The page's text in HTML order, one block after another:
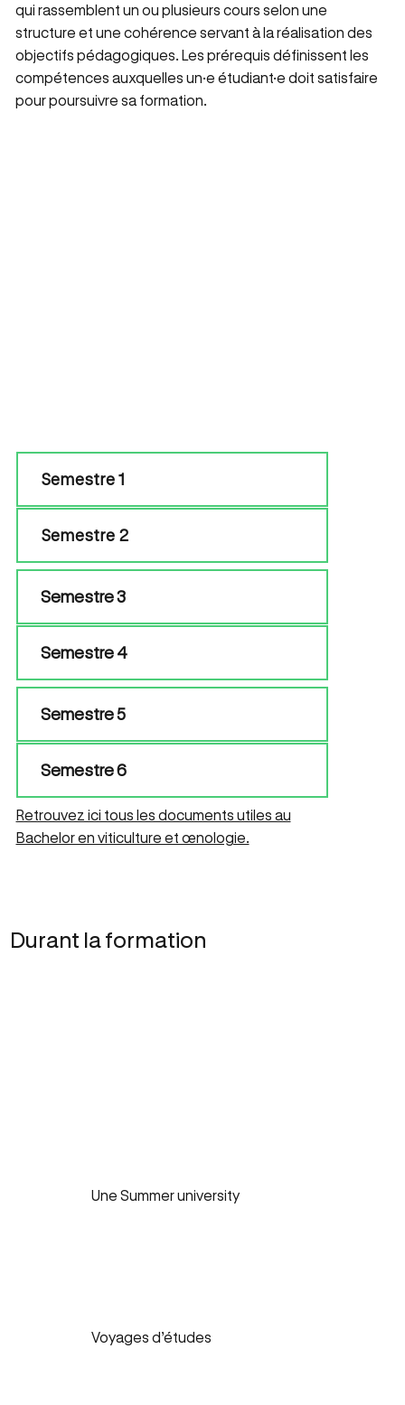
qui rassemblent un ou plusieurs cours selon une
structure et une cohérence servant à la réalisation des
objectifs pédagogiques. Les prérequis définissent les
compétences auxquelles un·e étudiant·e doit satisfaire
pour poursuivre sa formation.
Semestre 1
Semestre 2
Semestre 3
Semestre 4
Semestre 5
Semestre 6
Retrouvez ici tous les documents utiles au
Bachelor en viticulture et œnologie.
Durant la formation
Une Summer university
Voyages d’études